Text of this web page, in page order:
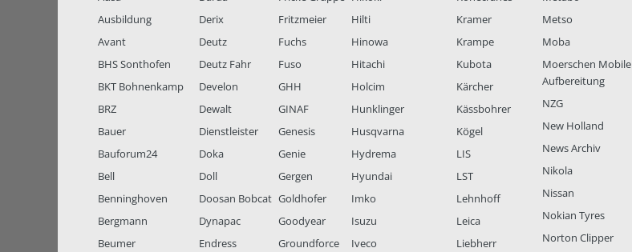
Ausbildung
Avant
BHS Sonthofen
BKT Bohnenkamp
BRZ
Bauer
Bauforum24
Bell
Benninghoven
Bergmann
Beumer
Derix
Deutz
Deutz Fahr
Develon
Dewalt
Dienstleister
Doka
Doll
Doosan Bobcat
Dynapac
Endress
Fritzmeier
Fuchs
Fuso
GHH
GINAF
Genesis
Genie
Gergen
Goldhofer
Goodyear
Groundforce
Hilti
Hinowa
Hitachi
Holcim
Hunklinger
Husqvarna
Hydrema
Hyundai
Imko
Isuzu
Iveco
Kramer
Krampe
Kubota
Kärcher
Kässbohrer
Kögel
LIS
LST
Lehnhoff
Leica
Liebherr
Metso
Moba
Moerschen Mobile
Aufbereitung
NZG
New Holland
News Archiv
Nikola
Nissan
Nokian Tyres
Norton Clipper